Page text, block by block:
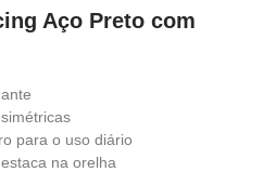
Aço Preto com
para o uso diário
na orelha